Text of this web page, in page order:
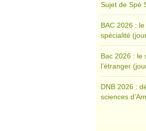
Sujet de Spé
BAC 2026 :
spécialité
Bac 2026 : le
l’étranger
DNB 2026 :
sciences